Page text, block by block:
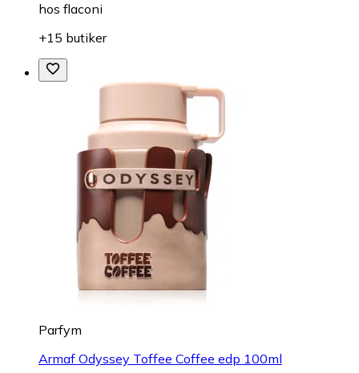
hos flaconi
+15 butiker
Parfym
Armaf Odyssey Toffee Coffee edp 100ml